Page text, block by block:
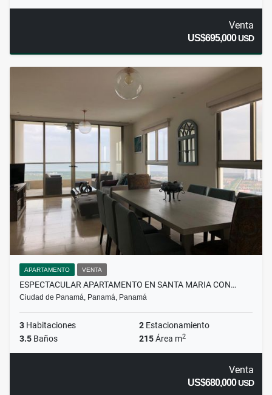
Venta
US$695,000USD
APARTAMENTO VENTA
ESPECTACULAR APARTAMENTO EN SANTA MARIA CON…
Ciudad de Panamá, Panamá, Panamá
3 Habitaciones 2 Estacionamiento
3.5 Baños 215Área m2
Venta
US$680,000USD